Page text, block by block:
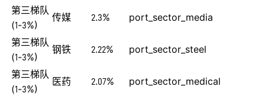
第三梯队
(1-3%)
传媒 2.3% port_sector_media
第三梯队
(1-3%)
钢铁 2.22% port_sector_steel
第三梯队
(1-3%)
医药 2.07% port_sector_medical